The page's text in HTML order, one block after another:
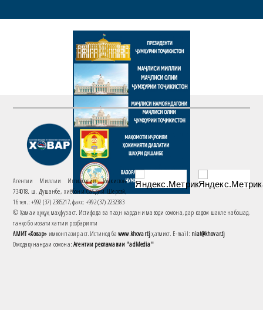
Агентии Миллии Иттилоотии Тоҷикистон
734018. ш. Душанбе, хиёбони Саъдии Шерозӣ,
16 тел.: +992 (37) 2385217, факс: +992 (37) 2232383
© Ҳамаи ҳуқуқ маҳфуз аст. Истифода ва паҳн кардани маводи сомона, дар кадом шакле набошад,
танҳо бо иҷозати хаттии роҳбарияти
АМИТ «Ховар» имконпазир аст. Истинод баwww.khovar.tjҳатмист. E-mail: niat@khovar.tj
Омодакунандаи сомона:Агентии рекламавии "adMedia"